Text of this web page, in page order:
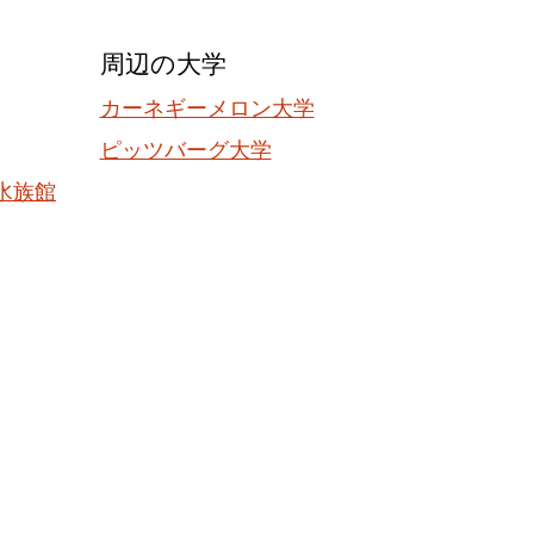
族館
周辺の大学
カーネギーメロン大学
ピッツバーグ大学